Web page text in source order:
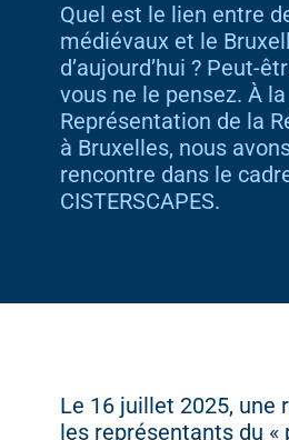
Quel est le lien entre
médiévaux et le
d’aujourd’hui ? Peut-
vous ne le pensez. À la
Représentation de la
à Bruxelles, nous
rencontre dans le
CISTERSCAPES.
Le 16 juillet 2025, une
les représentants du «